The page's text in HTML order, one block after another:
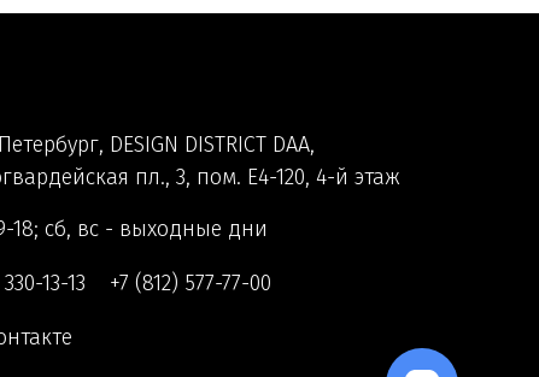
DESIGN DISTRICT DAA,
пл., 3, пом. Е4-120, 4-й этаж
18; сб, вс - выходные дни
13-13 +7 (812) 577-77-00